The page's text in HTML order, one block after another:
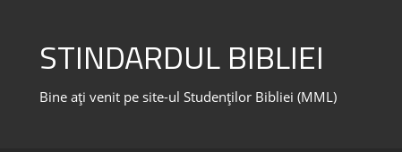
contentSTINDARDUL BIBLIEI
Bine ați venit pe site-ul Studenților Bibliei (MML)